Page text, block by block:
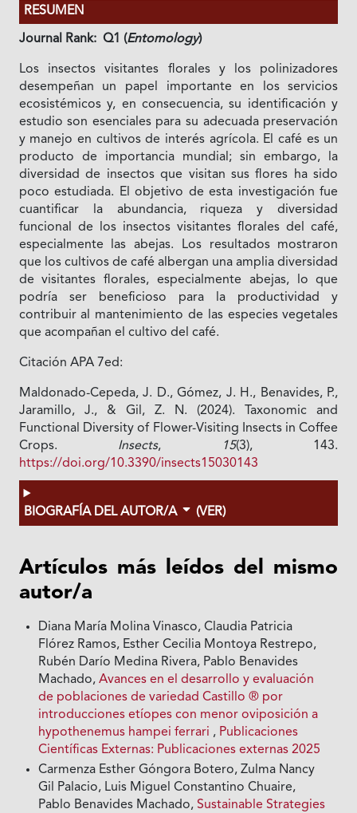
RESUMEN
Journal Rank: Q1 (Entomology)
Los insectos visitantes florales y los polinizadores
desempeñan un papel importante en los servicios
ecosistémicos y, en consecuencia, su identificación y
estudio son esenciales para su adecuada preservación
y manejo en cultivos de interés agrícola. El café es un
producto de importancia mundial; sin embargo, la
diversidad de insectos que visitan sus flores ha sido
poco estudiada. El objetivo de esta investigación fue
cuantificar la abundancia, riqueza y diversidad
funcional de los insectos visitantes florales del café,
especialmente las abejas. Los resultados mostraron
que los cultivos de café albergan una amplia diversidad
de visitantes florales, especialmente abejas, lo que
podría ser beneficioso para la productividad y
contribuir al mantenimiento de las especies vegetales
que acompañan el cultivo del café.
Citación APA 7ed:
Maldonado-Cepeda, J. D., Gómez, J. H., Benavides, P.,
Jaramillo, J., & Gil, Z. N. (2024). Taxonomic and
Functional Diversity of Flower-Visiting Insects in Coffee
Crops. Insects, 15(3), 143.
https://doi.org/10.3390/insects15030143
BIOGRAFÍA DEL AUTOR/A (VER)
Artículos más leídos del mismo
autor/a
Diana María Molina Vinasco, Claudia Patricia
Flórez Ramos, Esther Cecilia Montoya Restrepo,
Rubén Darío Medina Rivera, Pablo Benavides
Machado,Avances en el desarrollo y evaluación
de poblaciones de variedad Castillo ® por
introducciones etíopes con menor oviposición a
hypothenemus hampei ferrari , Publicaciones
Científicas Externas: Publicaciones externas 2025
Carmenza Esther Góngora Botero, Zulma Nancy
Gil Palacio, Luis Miguel Constantino Chuaire,
Pablo Benavides Machado,Sustainable Strategies